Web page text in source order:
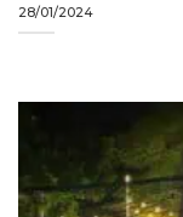
28/01/2024